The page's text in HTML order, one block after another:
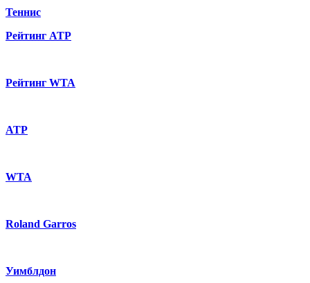
Теннис
Рейтинг ATP
Рейтинг WTA
ATP
WTA
Roland Garros
Уимблдон